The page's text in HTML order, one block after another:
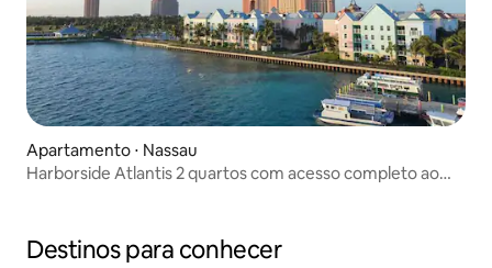
Apartamento ⋅ Nassau
Harborside Atlantis 2 quartos com acesso completo ao
Destinos para conhecer